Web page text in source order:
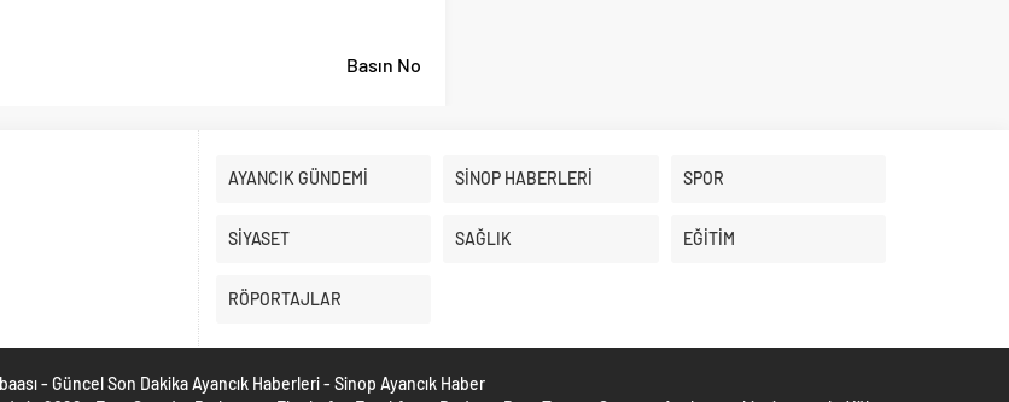
Basın No
AYANCIK GÜNDEMİ SİNOP HABERLERİ SPOR
SİYASET SAĞLIK EĞİTİM
RÖPORTAJLAR
- Güncel Son Dakika Ayancık Haberleri - Sinop Ayancık Haber